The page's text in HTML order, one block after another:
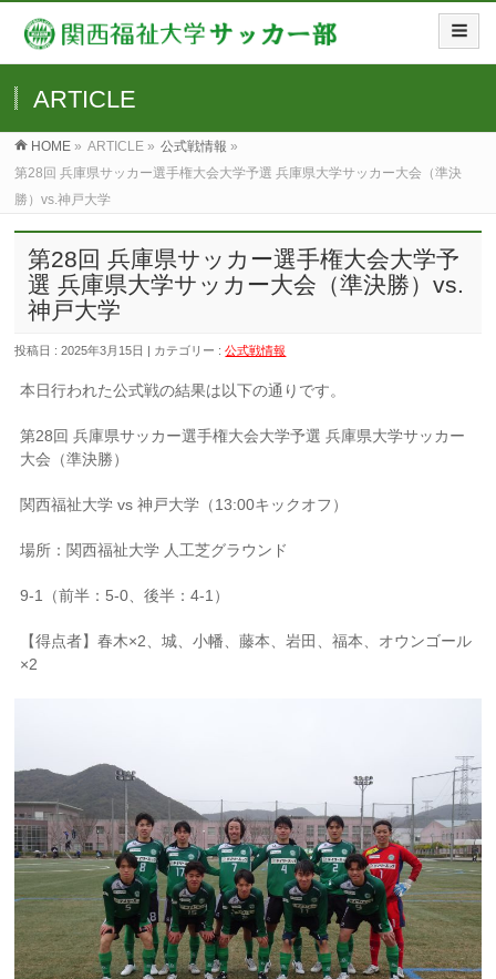
ARTICLE
HOME » ARTICLE » 公式戦情報 »
第28回 兵庫県サッカー選手権大会大学予選 兵庫県大学サッカー大会（準決
勝）vs.神戸大学
第28回 兵庫県サッカー選手権大会大学予
選 兵庫県大学サッカー大会（準決勝）vs.
神戸大学
投稿日 : 2025年3月15日 | カテゴリー :公式戦情報
本日行われた公式戦の結果は以下の通りです。
第28回 兵庫県サッカー選手権大会大学予選 兵庫県大学サッカー
大会（準決勝）
関西福祉大学 vs 神戸大学（13:00キックオフ）
場所：関西福祉大学 人工芝グラウンド
9-1（前半：5-0、後半：4-1）
【得点者】春木×2、城、小幡、藤本、岩田、福本、オウンゴール
×2